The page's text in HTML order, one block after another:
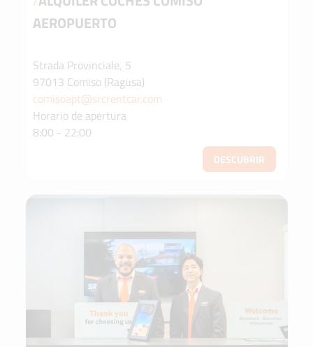
AEROPUERTO
Strada Provinciale, 5
97013 Comiso (Ragusa)
comisoapt@srcrentcar.com
Horario de apertura
8:00 - 22:00
DESCUBRIR